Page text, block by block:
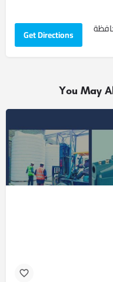
Get Directions
You May